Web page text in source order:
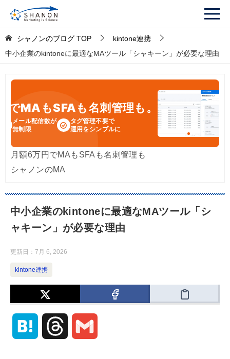
シャノンのブログ TOP
kintone連携
中小企業のkintoneに最適なMAツール「シャキーン」が必要な理由
でMAもSFAも名刺管理も。
メール配信数が
無制限
タグ管理不要で
運用をシンプルに
月額6万円でMAもSFAも名刺管理も
シャノンのMA
中小企業のkintoneに最適なMAツール「シ
ャキーン」が必要な理由
更新日： 7月 6, 2026
kintone連携